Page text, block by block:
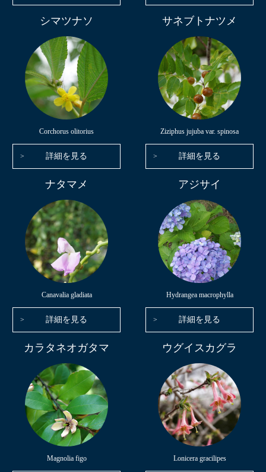
シマツナソ
Corchorus olitorius
詳細を見る
サネブトナツメ
Ziziphus jujuba var. spinosa
詳細を見る
ナタマメ
Canavalia gladiata
詳細を見る
アジサイ
Hydrangea macrophylla
詳細を見る
カラタネオガタマ
Magnolia figo
ウグイスカグラ
Lonicera gracilipes